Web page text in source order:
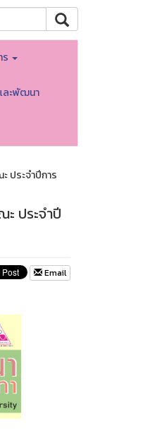
ร
ละพัฒนา
ประจำปีการ
ประจำปี
Email